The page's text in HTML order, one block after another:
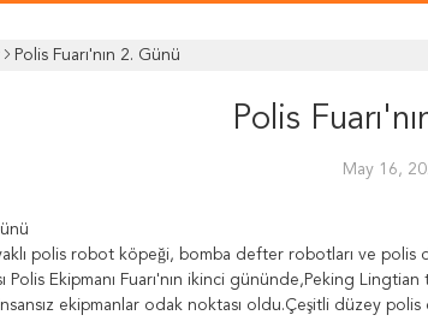
Polis Fuarı'nın 2. Günü
Polis
May 16,
polis robot köpeği, bomba defter robotları ve polis
Polis Ekipmanı Fuarı'nın ikinci gününde,Peking
ekipmanlar odak noktası oldu.Çeşitli düzey